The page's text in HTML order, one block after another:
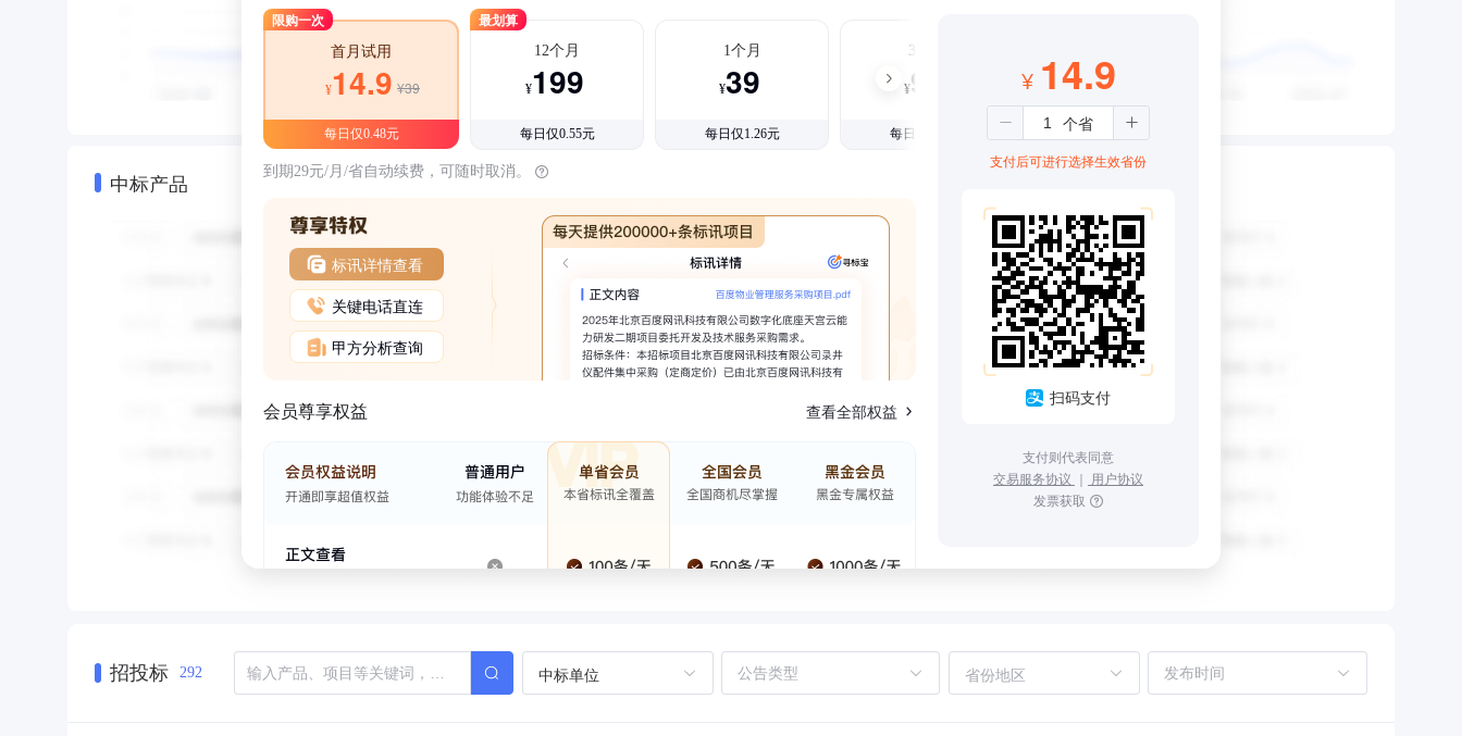
中标产品
限购一次
首月试用
¥14.9 ¥39
每日仅0.48元
最划算
12个月
¥199
每日仅0.55元
1个月
¥39
每日仅1.26元
3个月
¥99
每日仅1.08元
到期29元/月/省自动续费，可随时取消。
标讯详情查看
关键电话直连
甲方分析查询
会员尊享权益 查看全部权益
¥ 14.9
支付后可进行选择生效省份
扫码支付
支付则代表同意
交易服务协议 ｜ 用户协议
发票获取
招投标 292 中标单位 省份地区